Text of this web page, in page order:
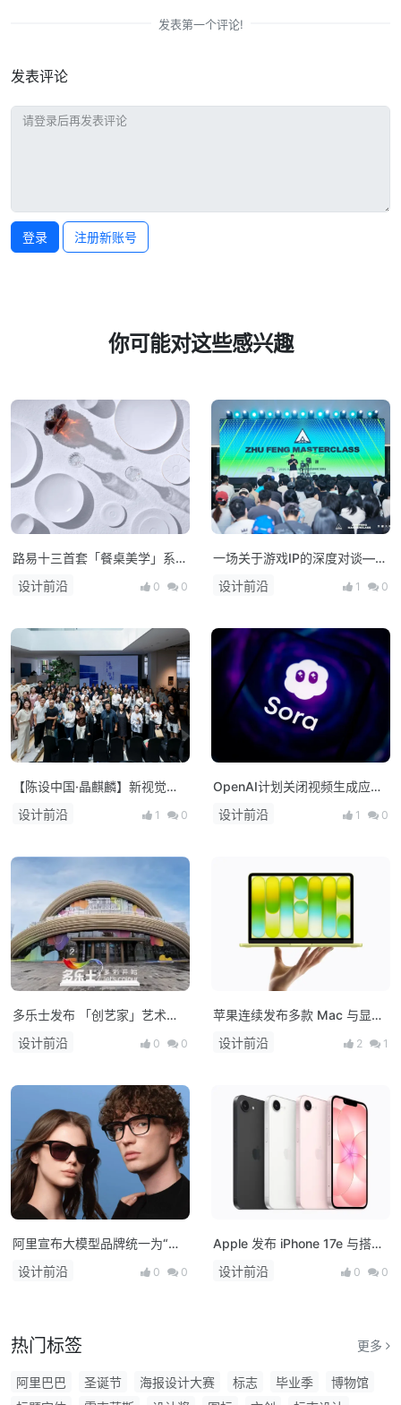
发表第一个评论!
发表评论
登录 注册新账号
你可能对这些感兴趣
路易十三首套「餐桌美学」系列
正式揭晓
设计前沿 0 0
一场关于游戏IP的深度对谈——
朱峰大师课·次世代预研会在上
海举办
设计前沿 1 0
【陈设中国·晶麒麟】新视觉亮
相 布局未来人居新生态
设计前沿 1 0
OpenAI计划关闭视频生成应用
Sora，上线仅约15个月
设计前沿 1 0
多乐士发布 「创艺家」艺术
漆，开启中国家居美学新篇章！
设计前沿 0 0
苹果连续发布多款 Mac 与显示
器新品：M5 系列芯片登场，
MacBook 产品线全面升级
设计前沿 2 1
阿里宣布大模型品牌统一为“千
问”，并发布首款AI硬件产品千
问AI眼镜
设计前沿 0 0
Apple 发布 iPhone 17e 与搭载
M4 芯片的 iPad Air，多款新品
将亮相！
设计前沿 0 0
热门标签 更多
阿里巴巴 圣诞节 海报设计大赛 标志 毕业季
博物馆